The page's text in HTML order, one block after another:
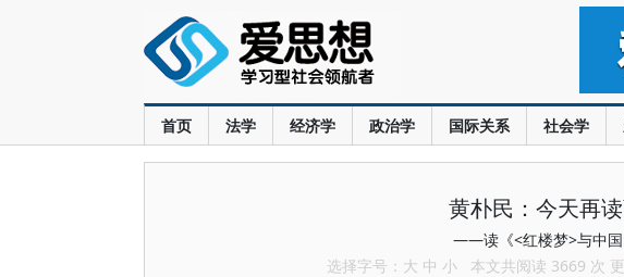
首页 法学 经济学 政治学 国际关系 社会学
黄朴民：今天再
——读《<红楼梦>与中国
选择字号： 大 中 小 本文共阅读 3669 次